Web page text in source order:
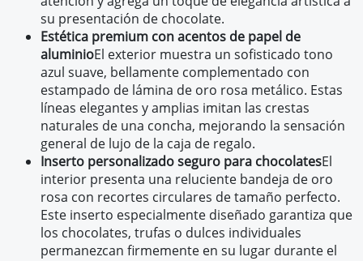
su presentación de chocolate.
Estética premium con acentos de papel de
aluminioEl exterior muestra un sofisticado tono
azul suave, bellamente complementado con
estampado de lámina de oro rosa metálico. Estas
líneas elegantes y amplias imitan las crestas
naturales de una concha, mejorando la sensación
general de lujo de la caja de regalo.
Inserto personalizado seguro para chocolatesEl
interior presenta una reluciente bandeja de oro
rosa con recortes circulares de tamaño perfecto.
Este inserto especialmente diseñado garantiza que
los chocolates, trufas o dulces individuales
permanezcan firmemente en su lugar durante el